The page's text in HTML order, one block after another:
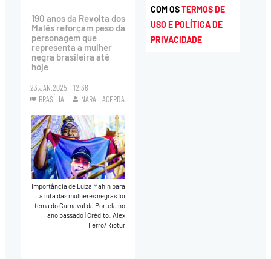
190 anos da Revolta dos
Malês reforçam peso da
personagem que
representa a mulher
negra brasileira até
hoje
23.JAN.2025 - 12:36
BRASÍLIA
NARA LACERDA
Importância de Luíza Mahin para
a luta das mulheres negras foi
tema do Carnaval da Portela no
ano passado|Crédito: Alex
Ferro/Riotur
COM OSTERMOS DE
USO E POLÍTICA DE
PRIVACIDADE